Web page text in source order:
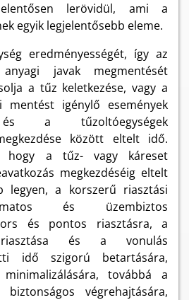
lerövidül, ami a
egyik legjelentősebb eleme.
eredményességét, így az
javak megmentését
a tűz keletkezése, vagy a
mentést igénylő események
és a tűzoltóegységek
között eltelt idő.
hogy a tűz- vagy káreset
megkezdéséig eltelt
legyen, a korszerű riasztási
és üzembiztos
és pontos riasztásra, a
riasztása és a vonulás
idő szigorú betartására,
továbbá a
végrehajtására,